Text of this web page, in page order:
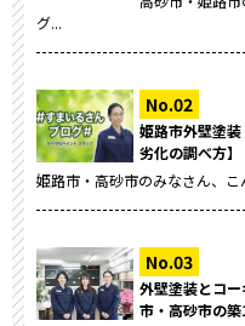
グ...
姫路市外壁塗
劣化の調べ方】
姫路市・高砂市のみなさん、
外壁塗装とコ
市・高砂市の